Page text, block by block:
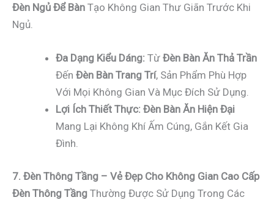
Đèn Ngủ Để Bàn Tạo Không Gian Thư Giãn Trước Khi
Ngủ.
Đa Dạng Kiểu Dáng: Từ Đèn Bàn Ăn Thả Trần
Đến Đèn Bàn Trang Trí, Sản Phẩm Phù Hợp
Với Mọi Không Gian Và Mục Đích Sử Dụng.
Lợi Ích Thiết Thực: Đèn Bàn Ăn Hiện Đại
Mang Lại Không Khí Ấm Cúng, Gắn Kết Gia
Đình.
7. Đèn Thông Tầng – Vẻ Đẹp Cho Không Gian Cao Cấp
Đèn Thông Tầng Thường Được Sử Dụng Trong Các